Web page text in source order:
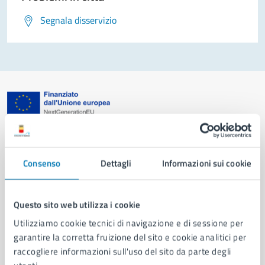
Consenso Dettagli Informazioni sui cookie
Questo sito web utilizza i cookie
Utilizziamo cookie tecnici di navigazione e di sessione per
garantire la corretta fruizione del sito e cookie analitici per
raccogliere informazioni sull'uso del sito da parte degli
Segnala disservizio
Organi di governo
Municipalità
Uffici
Enti e fondazioni
Politici